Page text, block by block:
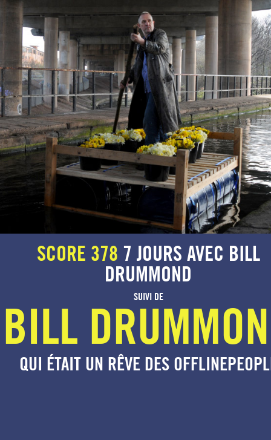
SCORE 378 7 JOURS AVEC BILL
DRUMMOND
SUIVI DE
BILL
QUI ÉTAIT UN RÊVE DES